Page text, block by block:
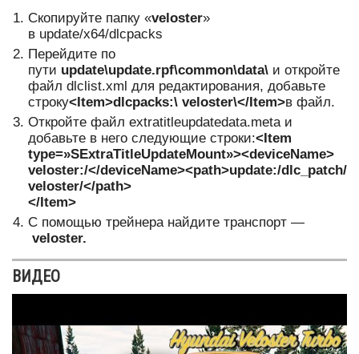
Скопируйте папку «veloster»
в update/x64/dlcpacks
Перейдите по
пути update\update.rpf\common\data\ и откройте
файл dlclist.xml для редактирования, добавьте
строку< Item>dlcpacks:\ veloster\</ Item>в файл.
Откройте файл extratitleupdatedata.meta и
добавьте в него следующие строки:< Item
type=»SExtraTitleUpdateMount»><deviceName>
veloster:/</deviceName><path>update:/dlc patch/
veloster/</path>
</ Item>
С помощью трейнера найдите транспорт —
veloster.
ВИДЕО